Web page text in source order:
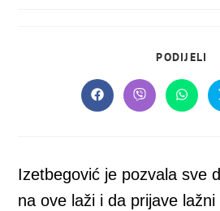
PODIJELI
Opens
in
Opens
in
Opens
in
Izetbegović je pozvala sve
na ove laži i da prijave